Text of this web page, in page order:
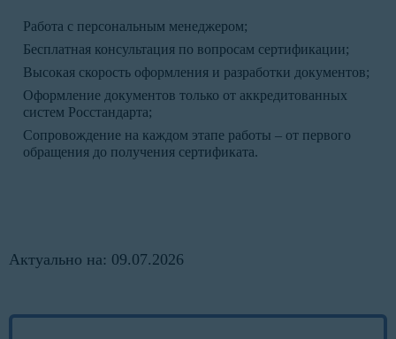
Работа с персональным менеджером;
Бесплатная консультация по вопросам сертификации;
Высокая скорость оформления и разработки документов;
Оформление документов только от аккредитованных
систем Росстандарта;
Сопровождение на каждом этапе работы – от первого
обращения до получения сертификата.
Актуально на: 09.07.2026